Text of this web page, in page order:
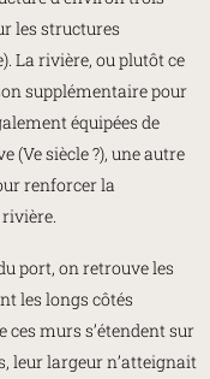
les structures
La rivière, ou plutôt ce
supplémentaire pour
équipées de
(Ve siècle ?), une autre
renforcer la
port, on retrouve les
les longs côtés
ces murs s’étendent sur
leur largeur n’atteignait